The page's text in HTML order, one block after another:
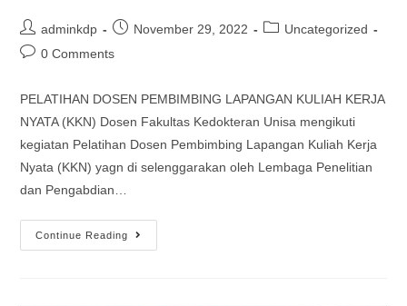
adminkdp November 29, 2022
Uncategorized
0 Comments
PELATIHAN DOSEN PEMBIMBING LAPANGAN KULIAH KERJA
NYATA (KKN) Dosen Fakultas Kedokteran Unisa mengikuti
kegiatan Pelatihan Dosen Pembimbing Lapangan Kuliah Kerja
Nyata (KKN) yagn di selenggarakan oleh Lembaga Penelitian
dan Pengabdian…
Continue Reading